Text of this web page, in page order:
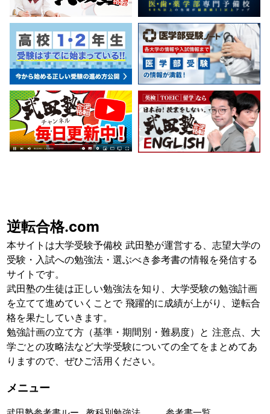
逆転合格.com
本サイトは大学受験予備校 武田塾が運営する、志望大学の
受験・入試への勉強法・選ぶべき参考書の情報を発信する
サイトです。
武田塾の生徒は正しい勉強法を知り、大学受験の勉強計画
を立てて進めていくことで 飛躍的に成績が上がり、逆転合
格を果たしていきます。
勉強計画の立て方（基準・期間別・難易度）と 注意点、大
学ごとの攻略法など大学受験についての全てをまとめてあ
りますので、ぜひご活用ください。
メニュー